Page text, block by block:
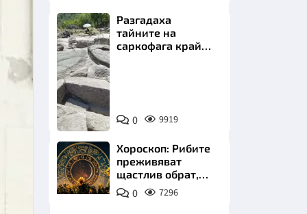
Снимка:
Bulgaria
ON
AIR
Разгадаха
тайните на
саркофага край
0 9919
Хороскоп: Рибите
преживяват
щастлив обрат,
Телецът започва
важна промяна
0 7296